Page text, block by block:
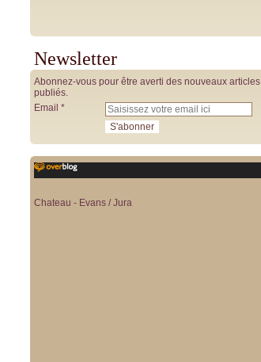
Newsletter
Abonnez-vous pour être averti des nouveaux articles
publiés.
Email
Chateau - Evans / Jura